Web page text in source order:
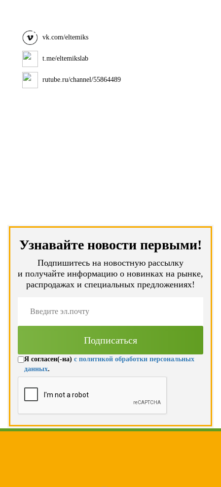
vk.com/eltemiks
t.me/eltemikslab
rutube.ru/channel/55864489
Узнавайте новости первыми!
Подпишитесь на новостную рассылку
и получайте информацию о новинках на рынке,
распродажах и специальных предложениях!
Я согласен(-на) с политикой обработки персональных
данных.